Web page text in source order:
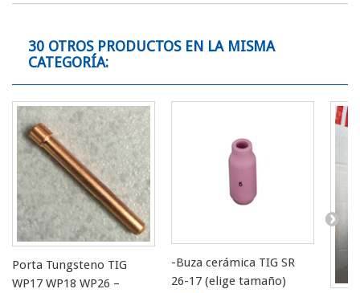
30 OTROS PRODUCTOS EN LA MISMA
CATEGORÍA:
Porta Tungsteno TIG
WP17 WP18 WP26 –
-Buza cerámica TIG SR
26-17 (elige tamaño)